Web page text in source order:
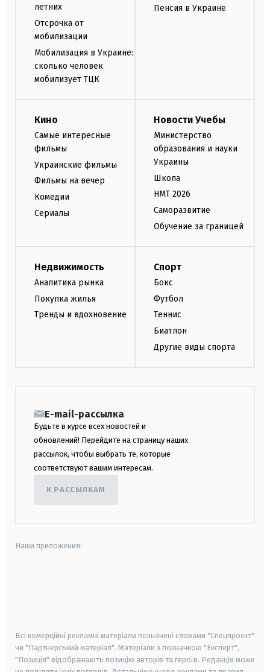
летних
Отсрочка от
мобилизации
Мобилизация в Украине:
сколько человек
мобилизует ТЦК
Пенсия в Украине
Кино
Самые интересные
фильмы
Украинские фильмы
Фильмы на вечер
Комедии
Сериалы
Новости Учебы
Министерство
образования и науки
Украины
Школа
НМТ 2026
Саморазвитие
Обучение за границей
Недвижимость
Аналитика рынка
Покупка жилья
Тренды и вдохновение
Спорт
Бокс
Футбол
Теннис
Биатлон
Другие виды спорта
E-mail-рассылка
Будьте в курсе всех новостей и
обновлений! Перейдите на страницу наших
рассылок, чтобы выбрать те, которые
соответствуют вашим интересам.
К РАССЫЛКАМ
Наши приложения:
Всі комерційні рекламні матеріали позначені словами "Спецпроєкт"
чи "Партнерський матеріал". Матеріали з позначкою "Експерт",
"Позиція" відображають позицію авторів та героїв. Редакція може